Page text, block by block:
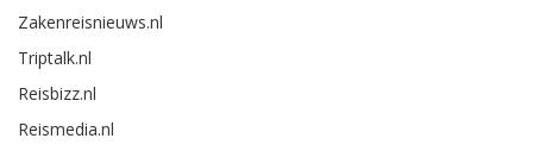
Zakenreisnieuws.nl
Triptalk.nl
Reisbizz.nl
Reismedia.nl